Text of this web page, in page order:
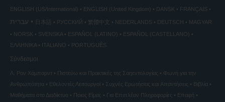
ENGLISH (US/International) ENGLISH (United Kingdom) DANSK FRANÇAIS
עברית 日本語 РУССКИЙ 繁體中文 NEDERLANDS DEUTSCH
MAGYAR
NORSK
SVENSKA ESPAÑOL (LATINO)
ESPAÑOL (CASTELLANO)
ΕΛΛΗΝΙΚA
ITALIANO PORTUGUÊS
Σύνδεσμοι
Λ. Ρον Χάμπαρντ Πιστεύω και Πρακτικές της Σαηεντολογίας
Φωνή για την
Ανθρωπότητα
Εθελοντές Λειτουργοί Συχνές Ερωτήσεις και Απαντήσεις
Βιβλία
Μαθήματα στο Διαδίκτυο
Ποιος Είμαι; Για Επιπλέον Πληροφορίες
Επαφή